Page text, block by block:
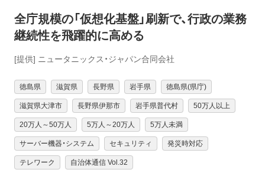
全庁規模の「仮想化基盤」刷新で、行政の業務
継続性を飛躍的に高める
[提供] ニュータニックス・ジャパン合同会社
徳島県 滋賀県 長野県 岩手県 徳島県(県庁)
滋賀県大津市 長野県伊那市 岩手県普代村 50万人以上
20万人～50万人 5万人～20万人 5万人未満
サーバー機器・システム セキュリティ 発災時対応
テレワーク 自治体通信 Vol.32